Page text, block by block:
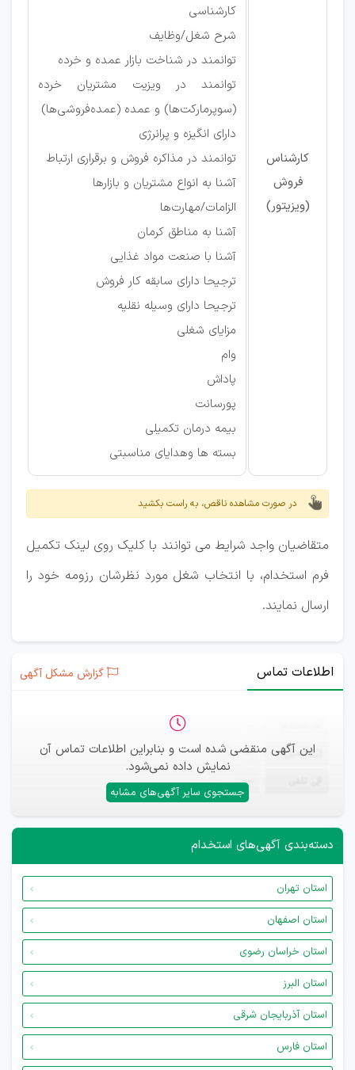
کارشناس
فروش
(ویزیتور)
کارشناسی
شرح شغل/وظایف
توانمند در شناخت بازار عمده و خرده
توانمند در ویزیت مشتریان خرده
(سوپرمارکت‌ها) و عمده (عمده‌فروشی‌ها)
دارای انگیزه و پرانرژی
توانمند در مذاکره فروش و برقراری ارتباط
آشنا به انواع مشتریان و بازارها
الزامات/مهارت‌ها
آشنا به مناطق کرمان
آشنا با صنعت مواد غذایی
ترجیحا دارای سابقه کار فروش
ترجیحا دارای وسیله نقلیه
مزایای شغلی
وام
پاداش
پورسانت
بیمه درمان تکمیلی
بسته ها وهدایای مناسبتی
در صورت مشاهده ناقص، به راست بکشید
متقاضیان واجد شرایط می توانند با کلیک روی لینک تکمیل
فرم استخدام، با انتخاب شغل مورد نظرشان رزومه خود را
ارسال نمایند.
اطلاعات تماس گزارش مشکل آگهی
این آگهی منقضی شده است و بنابراین اطلاعات تماس آن
نمایش داده نمی‌شود.
جستجوی سایر آگهی‌های مشابه
ایمیل —
—
دسته‌بندی آگهی‌های استخدام
استان تهران
استان اصفهان
استان خراسان رضوی
استان البرز
استان آذربایجان شرقی
استان فارس